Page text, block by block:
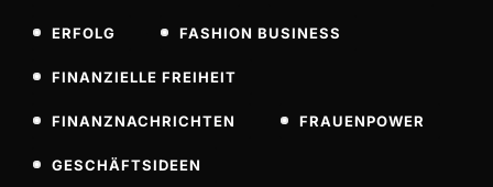
ERFOLG FASHION BUSINESS
FINANZIELLE FREIHEIT
FINANZNACHRICHTEN FRAUENPOWER
GESCHÄFTSIDEEN